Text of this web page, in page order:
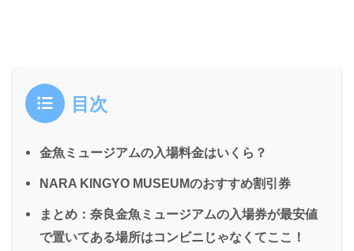
目次
金魚ミュージアムの入場料金はいくら？
NARA KINGYO MUSEUMのおすすめ割引券
まとめ：奈良金魚ミュージアムの入場券が最安値
で置いてある場所はコンビニじゃなくてここ！